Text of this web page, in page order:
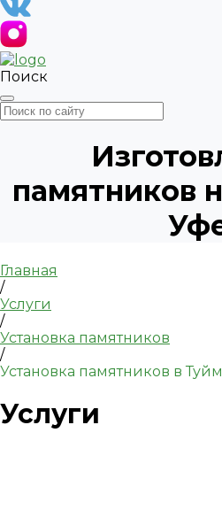
Поиск
памятников
Главная
/
Услуги
/
Установка памятников
/
Установка памятников в
Услуги